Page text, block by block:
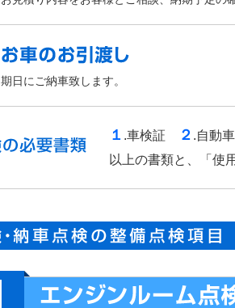
期日にご納車致します。
１ .車検証 ２ .自動
以上の書類と、「使